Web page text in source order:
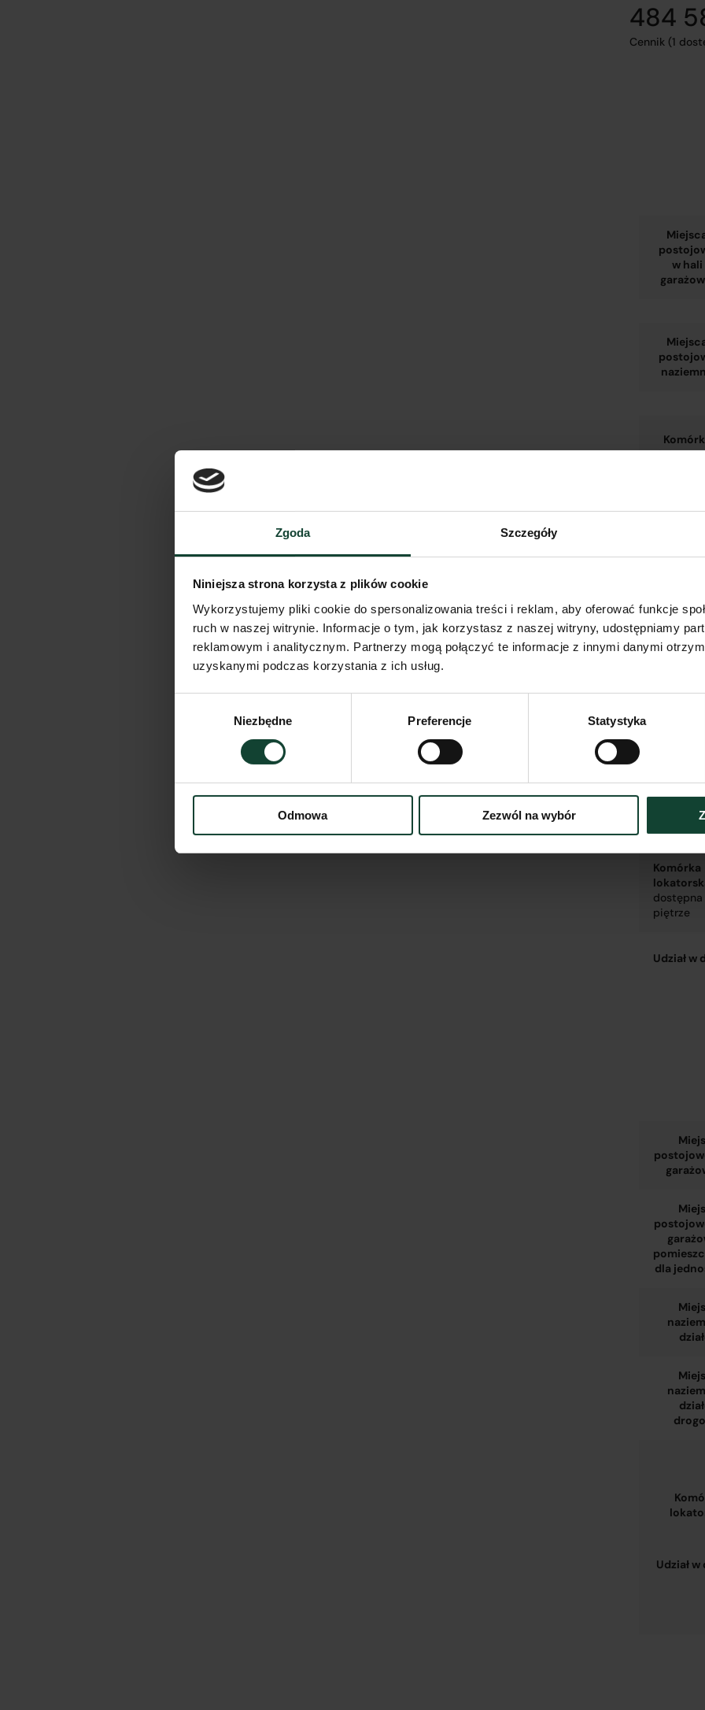
Zgoda Szczegóły
Niniejsza strona korzysta z plików cookie
Wykorzystujemy pliki cookie do spersonalizowania treści i reklam, aby oferować funkcje
ruch w naszej witrynie. Informacje o tym, jak korzystasz z naszej witryny, udostępniamy
reklamowym i analitycznym. Partnerzy mogą połączyć te informacje z innymi danymi
uzyskanymi podczas korzystania z ich usług.
Niezbędne Preferencje Statystyka
Odmowa Zezwól na wybór
484
Cennik (1
w hali
Komórka
dostępna
piętrze
Udział w
dla
Udział